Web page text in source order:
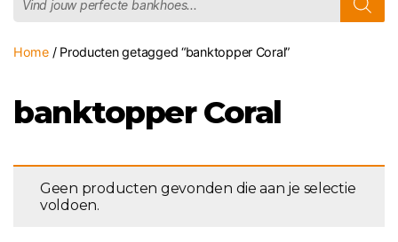
zoeken
Home/ Producten getagged “banktopper Coral”
banktopper Coral
Geen producten gevonden die aan je selectie
voldoen.